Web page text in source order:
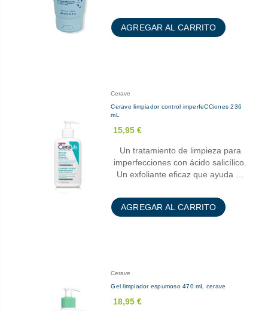
AGREGAR AL CARRITO
Cerave
Cerave limpiador control imperfeCCiones 236
mL
15,95 €
Un tratamiento de limpieza para
imperfecciones con ácido salicílico.
Un exfoliante eficaz que ayuda …
AGREGAR AL CARRITO
Cerave
Gel limpiador espumoso 470 mL cerave
18,95 €